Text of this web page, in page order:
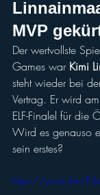
MVP
Der wertvollste
Games war Kimi
steht wieder bei
Vertrag. Er wird
ELF-Finalel für die
Wird es genauso
sein erstes?
https://youtu.be/